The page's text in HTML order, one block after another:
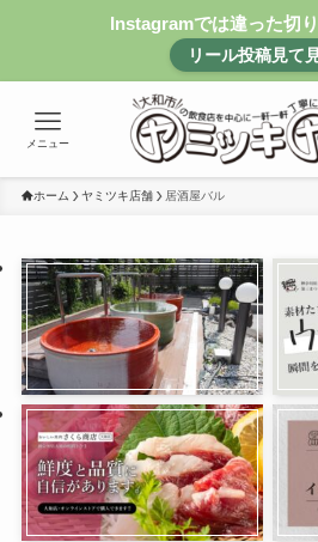
Instagramでは違った切
リール投稿見て
メニュー
ホーム ヤミツキ店舗 居酒屋バル